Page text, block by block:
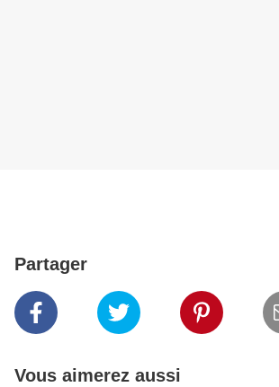
Partager
Vous aimerez aussi